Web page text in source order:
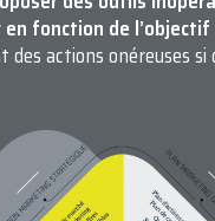
fonction de l’objectif
actions onéreuses si